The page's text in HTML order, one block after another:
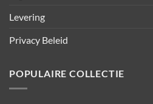
Levering
Privacy Beleid
POPULAIRE COLLECTIE